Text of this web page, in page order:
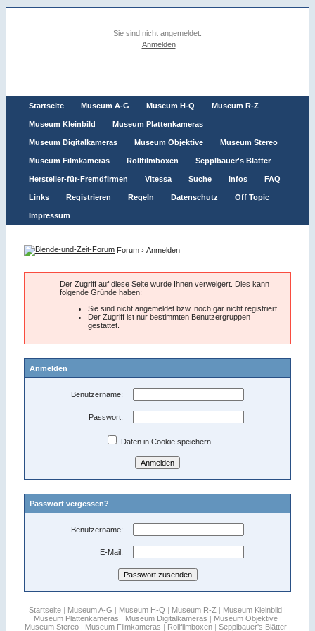
Sie sind nicht angemeldet.
Anmelden
Startseite Museum A-G Museum H-Q Museum R-Z
Museum Kleinbild Museum Plattenkameras
Museum Digitalkameras Museum Objektive Museum Stereo
Museum Filmkameras Rollfilmboxen Sepplbauer's Blätter
Hersteller-für-Fremdfirmen Vitessa Suche Infos FAQ
Links Registrieren Regeln Datenschutz Off Topic
Impressum
Forum › Anmelden
Der Zugriff auf diese Seite wurde Ihnen verweigert. Dies kann
folgende Gründe haben:
Sie sind nicht angemeldet bzw. noch gar nicht registriert.
Der Zugriff ist nur bestimmten Benutzergruppen
gestattet.
Anmelden
Benutzername:
Passwort:
Daten in Cookie speichern
Passwort vergessen?
Benutzername:
E-Mail:
Startseite Museum A-G Museum H-Q Museum R-Z Museum Kleinbild
Museum Plattenkameras
Museum Digitalkameras Museum Objektive|
Museum Stereo| Museum Filmkameras Rollfilmboxen| Sepplbauer's Blätter|